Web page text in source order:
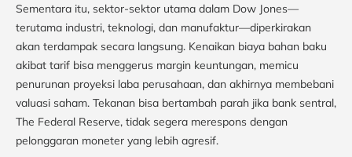
Sementara itu, sektor-sektor utama dalam Dow Jones—
terutama industri, teknologi, dan manufaktur—diperkirakan
akan terdampak secara langsung. Kenaikan biaya bahan baku
akibat tarif bisa menggerus margin keuntungan, memicu
penurunan proyeksi laba perusahaan, dan akhirnya membebani
valuasi saham. Tekanan bisa bertambah parah jika bank sentral,
The Federal Reserve, tidak segera merespons dengan
pelonggaran moneter yang lebih agresif.